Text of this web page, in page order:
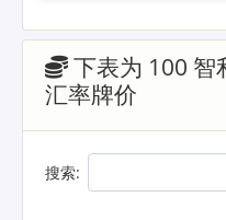
下表为 100 智
汇率牌价
搜索: